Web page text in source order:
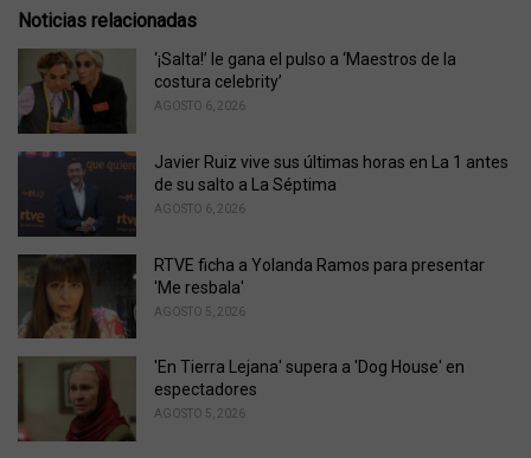
o
r
i
s
:
:Noticias relacionadas
‘¡Salta!’ le gana el pulso a ‘Maestros de la
costura celebrity’
AGOSTO 6, 2026
Javier Ruiz vive sus últimas horas en La 1 antes
de su salto a La Séptima
AGOSTO 6, 2026
RTVE ficha a Yolanda Ramos para presentar
'Me resbala'
AGOSTO 5, 2026
'En Tierra Lejana' supera a 'Dog House' en
espectadores
AGOSTO 5, 2026